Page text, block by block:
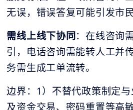
无误，错误答复可能引发市
需线上线下协同：在线咨询
引，电话咨询需能转人工并
务需生成工单流转。
边界：1）不替代政策制定
及资金交易、密码重置等高